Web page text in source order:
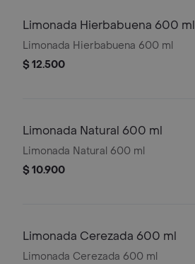
Limonada Hierbabuena 600 ml
Limonada Hierbabuena 600 ml
$ 12.500
Limonada Natural 600 ml
Limonada Natural 600 ml
$ 10.900
Limonada Cerezada 600 ml
Limonada Cerezada 600 ml